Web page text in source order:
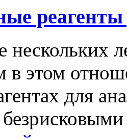
нескольких
в этом
для